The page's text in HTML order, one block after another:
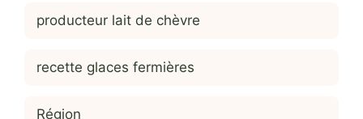
producteur lait de chèvre
recette glaces fermières
Région